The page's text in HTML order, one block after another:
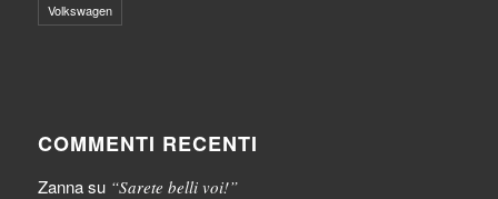
Volkswagen
COMMENTI RECENTI
Zannasu “Sarete belli voi!”